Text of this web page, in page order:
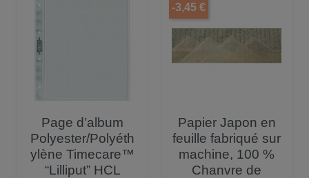
Page d’album
Polyester/Polyéth
ylène Timecare™
“Lilliput” HCL
Papier Japon en
feuille fabriqué sur
machine, 100 %
Chanvre de
-3,45 €